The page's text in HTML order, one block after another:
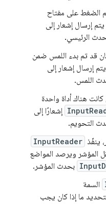
الضغط على مفتاح
إرسال إشعار إلى
الرئيسي.
قد تم بدء اللمس ضمن
إرسال إشعار إلى
اللمس.
هناك أداة واحدة
إشعارًا إلى
التحويم.
، ينفّذ InputReader
المؤشر ويرصد المواضع
بحدث المؤشر.
السمة
ما إذا كان يجب